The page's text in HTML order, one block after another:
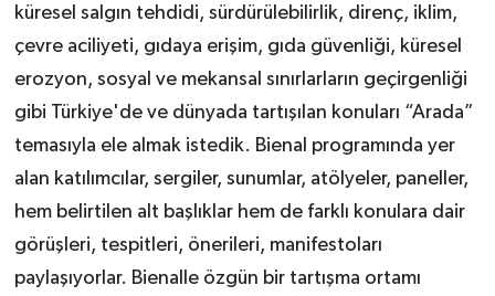
küresel salgın tehdidi, sürdürülebilirlik, direnç, iklim,
çevre aciliyeti, gıdaya erişim, gıda güvenliği, küresel
erozyon, sosyal ve mekansal sınırlarların geçirgenliği
gibi Türkiye'de ve dünyada tartışılan konuları “Arada”
temasıyla ele almak istedik. Bienal programında yer
alan katılımcılar, sergiler, sunumlar, atölyeler, paneller,
hem belirtilen alt başlıklar hem de farklı konulara dair
görüşleri, tespitleri, önerileri, manifestoları
paylaşıyorlar. Bienalle özgün bir tartışma ortamı